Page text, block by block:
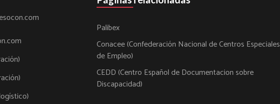
Palibex
Conacee (Confederación Nacional de Centros Especiales
de Empleo)
CEDD (Centro Español de Documentacion sobre
Discapacidad)